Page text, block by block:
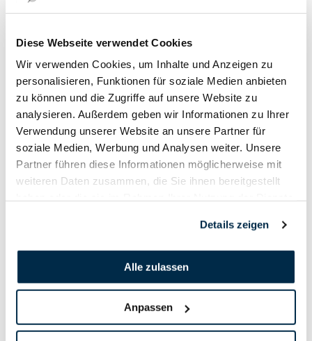
Diese Webseite verwendet Cookies
Wir verwenden Cookies, um Inhalte und Anzeigen zu
personalisieren, Funktionen für soziale Medien anbieten
zu können und die Zugriffe auf unsere Website zu
analysieren. Außerdem geben wir Informationen zu Ihrer
Verwendung unserer Website an unsere Partner für
soziale Medien, Werbung und Analysen weiter. Unsere
Partner führen diese Informationen möglicherweise mit
weiteren Daten zusammen, die Sie ihnen bereitgestellt
Details zeigen
Alle zulassen
Anpassen
2023